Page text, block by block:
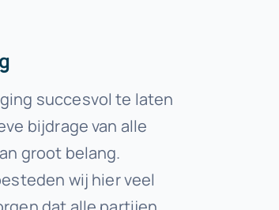
succesvol te laten
bijdrage van alle
groot belang.
wij hier veel